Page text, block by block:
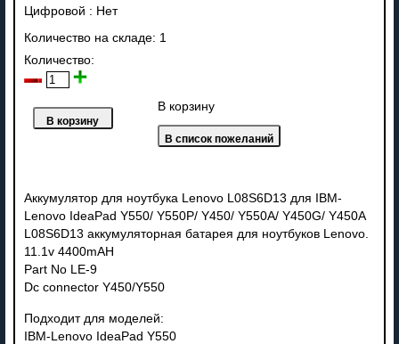
Цифровой : Нет
Количество на складе: 1
Количество:
В корзину
Аккумулятор для ноутбука Lenovo L08S6D13 для IBM-
Lenovo IdeaPad Y550/ Y550P/ Y450/ Y550A/ Y450G/ Y450A
L08S6D13 аккумуляторная батарея для ноутбуков Lenovo.
11.1v 4400mAH
Part No LE-9
Dc connector Y450/Y550
Подходит для моделей:
IBM-Lenovo IdeaPad Y550